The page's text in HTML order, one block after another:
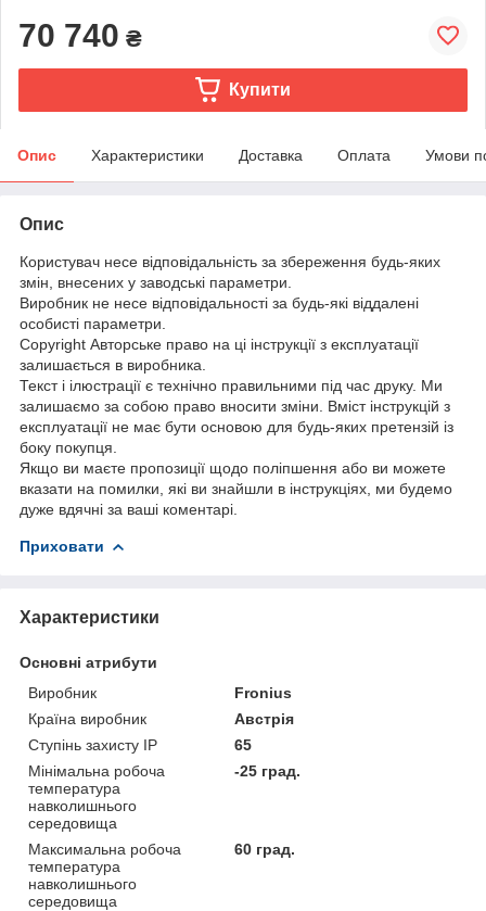
70 740 ₴
Купити
Опис Характеристики Доставка Оплата Умови
Опис
Користувач несе відповідальність за збереження будь-яких
змін, внесених у заводські параметри.
Виробник не несе відповідальності за будь-які віддалені
особисті параметри.
Copyright Авторське право на ці інструкції з експлуатації
залишається в виробника.
Текст і ілюстрації є технічно правильними під час друку. Ми
залишаємо за собою право вносити зміни. Вміст інструкцій з
експлуатації не має бути основою для будь-яких претензій із
боку покупця.
Якщо ви маєте пропозиції щодо поліпшення або ви можете
вказати на помилки, які ви знайшли в інструкціях, ми будемо
дуже вдячні за ваші коментарі.
Приховати
Характеристики
Основні атрибути
Виробник
Fronius
Країна виробник
Австрія
Ступінь захисту IP
65
Мінімальна робоча
температура
навколишнього
середовища
-25 град.
Максимальна робоча
температура
навколишнього
середовища
60 град.